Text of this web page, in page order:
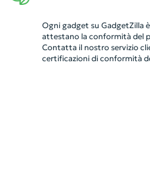
Ogni gadget su GadgetZilla
attestano la conformità del
Contatta il nostro servizio
certificazioni di conformità